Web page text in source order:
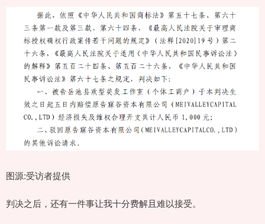
图源:受访者提供
判决之后，还有一件事让我十分费解且难以接受。